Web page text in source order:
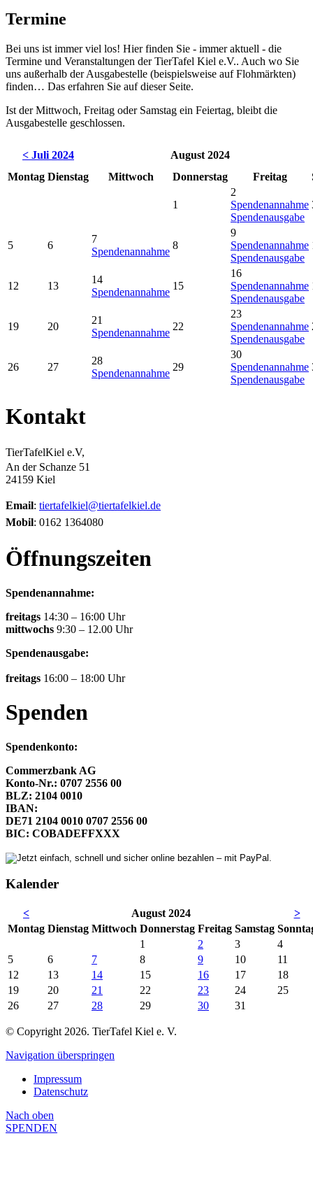
Termine
Bei uns ist immer viel los! Hier finden Sie - immer aktuell - die
Termine und Veranstaltungen der TierTafel Kiel e.V.. Auch wo Sie
uns außerhalb der Ausgabestelle (beispielsweise auf Flohmärkten)
finden… Das erfahren Sie auf dieser Seite.
Ist der Mittwoch, Freitag oder Samstag ein Feiertag, bleibt die
Ausgabestelle geschlossen.
< Juli 2024
August 2024
Montag Dienstag Mittwoch Donnerstag Freitag
1
2
Spendenannahme
Spendenausgabe
5 6
7
Spendenannahme
8
9
Spendenannahme
Spendenausgabe
12 13
14
Spendenannahme
15
16
Spendenannahme
Spendenausgabe
19 20
21
Spendenannahme
22
23
Spendenannahme
Spendenausgabe
26 27
28
Spendenannahme
29
30
Spendenannahme
Spendenausgabe
Kontakt
TierTafelKiel e.V,
An der Schanze 51
24159 Kiel
Email: tiertafelkiel@tiertafelkiel.de
Mobil: 0162 1364080
Öffnungszeiten
Spendenannahme:
freitags 14:30 – 16:00 Uhr
mittwochs 9:30 – 12.00 Uhr
Spendenausgabe:
freitags 16:00 – 18:00 Uhr
Spenden
Spendenkonto:
Commerzbank AG
Konto-Nr.: 0707 2556 00
BLZ: 2104 0010
IBAN:
DE71 2104 0010 0707 2556 00
BIC: COBADEFFXXX
Kalender
< August 2024
>
Montag Dienstag Mittwoch Donnerstag Freitag Samstag So
1
2 3
4
5
6 7 8 9 10
11
12
13 14 15 16 17
18
19
20 21 22 23 24
25
26
27 28 29 30 31
© Copyright 2026. TierTafel Kiel e. V.
Navigation überspringen
Impressum
Datenschutz
Nach oben
SPENDEN